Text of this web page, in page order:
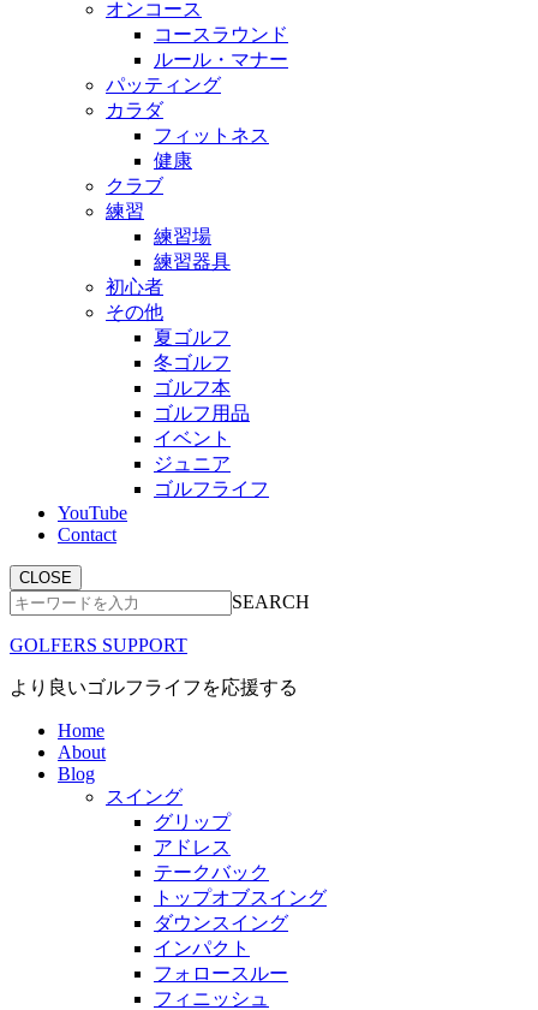
オンコース
コースラウンド
ルール・マナー
パッティング
カラダ
フィットネス
健康
クラブ
練習
練習場
練習器具
初心者
その他
夏ゴルフ
冬ゴルフ
ゴルフ本
ゴルフ用品
イベント
ジュニア
ゴルフライフ
YouTube
Contact
CLOSE
SEARCH
GOLFERS SUPPORT
より良いゴルフライフを応援する
Home
About
Blog
スイング
グリップ
アドレス
テークバック
トップオブスイング
ダウンスイング
インパクト
フォロースルー
フィニッシュ